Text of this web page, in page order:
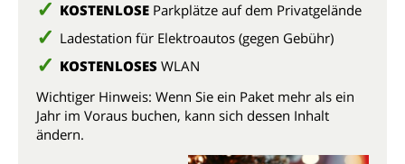
KOSTENLOSE Parkplätze auf dem Privatgelände
Ladestation für Elektroautos (gegen Gebühr)
KOSTENLOSES WLAN
Wichtiger Hinweis: Wenn Sie ein Paket mehr als ein
Jahr im Voraus buchen, kann sich dessen Inhalt
ändern.